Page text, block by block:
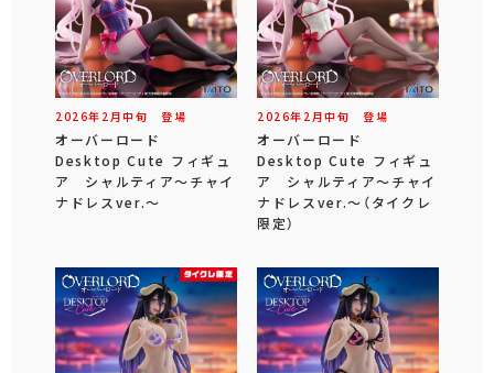
2026年 2 月中旬 登場
オーバーロード
Desktop Cute フィギュ
ア シャルティア～チャイ
ナドレスver.～
2026年 2 月中旬 登場
オーバーロード
Desktop Cute フィギュ
ア シャルティア～チャイ
ナドレスver.～（タイクレ
限定）